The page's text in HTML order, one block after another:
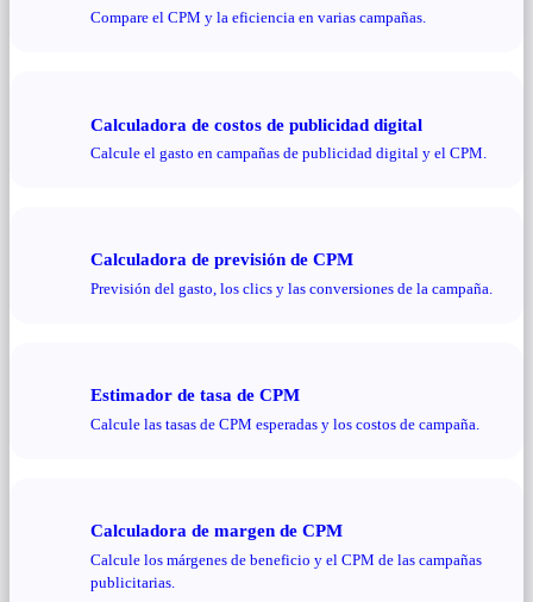
Compare el CPM y la eficiencia en varias campañas.
Calculadora de costos de publicidad digital
Calcule el gasto en campañas de publicidad digital y el CPM.
Calculadora de previsión de CPM
Previsión del gasto, los clics y las conversiones de la campaña.
Estimador de tasa de CPM
Calcule las tasas de CPM esperadas y los costos de campaña.
Calculadora de margen de CPM
Calcule los márgenes de beneficio y el CPM de las campañas
publicitarias.